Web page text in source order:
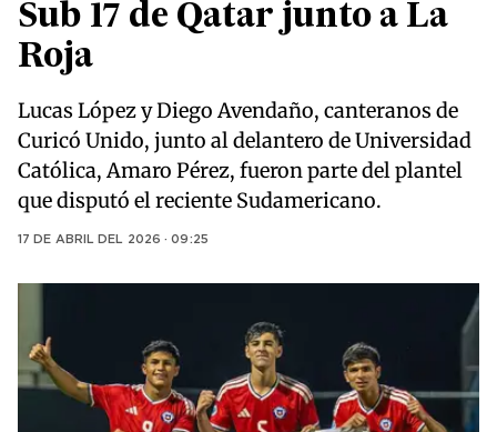
Sub 17 de Qatar junto a La
Roja
Lucas López y Diego Avendaño, canteranos de
Curicó Unido, junto al delantero de Universidad
Católica, Amaro Pérez, fueron parte del plantel
que disputó el reciente Sudamericano.
17 DE ABRIL DEL 2026 · 09:25